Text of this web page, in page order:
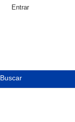
Buscar
Entrar